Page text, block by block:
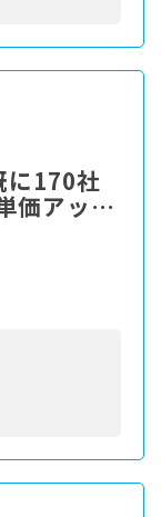
に170社
価アップ